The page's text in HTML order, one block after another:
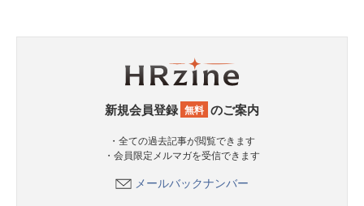
新規会員登録 無料 のご案内
・全ての過去記事が閲覧できます
・会員限定メルマガを受信できます
メールバックナンバー